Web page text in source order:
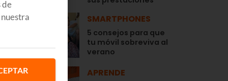
SMARTPHONES
5 consejos para que
tu móvil sobreviva al
verano
APRENDE
de